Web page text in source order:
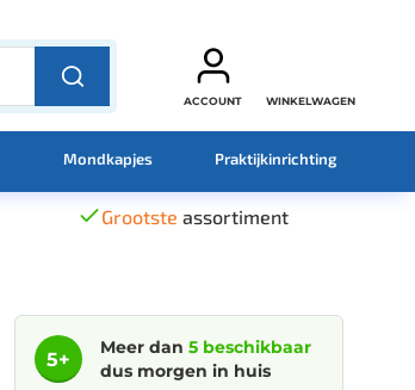
ACCOUNT WINKELWAGEN
Mondkapjes Praktijkinrichting
Grootste assortiment
5+
Meer dan 5 beschikbaar
dus morgen in huis